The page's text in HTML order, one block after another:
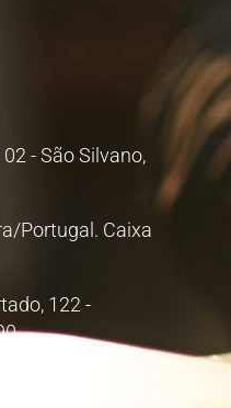
- São Silvano,
Portugal. Caixa
122 -
Paulo/SP. 08857-